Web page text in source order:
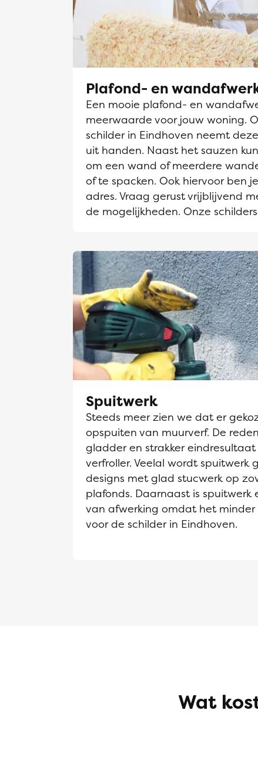
Plafond- en
Een mooie plafond- en
meerwaarde voor jouw woning.
schilder in Eindhoven neemt
uit handen. Naast het sauzen
om een wand of meerdere
of te spacken. Ook hiervoor ben
adres. Vraag gerust vrijblijvend
de mogelijkheden. Onze
Spuitwerk
Steeds meer zien we dat er
opspuiten van muurverf. De
gladder en strakker
verfroller. Veelal wordt spuitwerk
designs met glad stucwerk op
plafonds. Daarnaast is spuitwerk
van afwerking omdat het
voor de schilder in Eindhoven.
Wat